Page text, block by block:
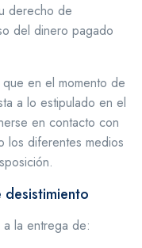
derecho de
del dinero pagado
en el momento de
a lo estipulado en el
en contacto con
los diferentes medios
desistimiento
la entrega de: